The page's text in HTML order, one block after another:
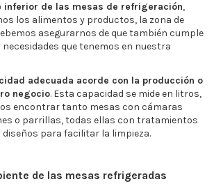
inferior de las mesas de refrigeración,
los alimentos y productos, la zona de
asegurarnos de que también cumple
que tenemos en nuestra
adecuada acorde con la producción o
negocio. Esta capacidad se mide en litros,
encontrar tanto mesas con cámaras
o parrillas, todas ellas con tratamientos
para facilitar la limpieza.
de las mesas refrigeradas